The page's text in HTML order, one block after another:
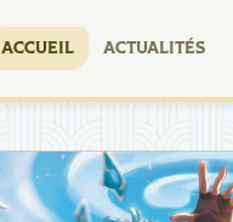
ACCUEIL ACTUALITÉS